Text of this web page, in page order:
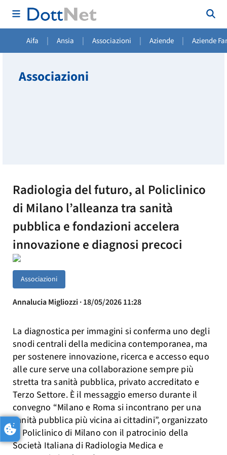
Aifa | Ansia | Associazioni | Aziende | Aziende
Associazioni
Radiologia del futuro, al Policlinico
di Milano l’alleanza tra sanità
pubblica e fondazioni accelera
innovazione e diagnosi precoci
Associazioni
Annalucia Migliozzi · 18/05/2026 11:28
La diagnostica per immagini si conferma uno degli
snodi centrali della medicina contemporanea, ma
per sostenere innovazione, ricerca e accesso equo
alle cure serve una collaborazione sempre più
stretta tra sanità pubblica, privato accreditato e
Terzo Settore. È il messaggio emerso durante il
convegno “Milano e Roma si incontrano per una
sanità pubblica più vicina ai cittadini”, organizzato
al Policlinico di Milano con il patrocinio della
Società Italiana di Radiologia Medica e